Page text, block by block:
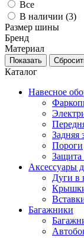
Все
В наличии (3)
Размер шины
Бренд
Материал
Каталог
Навесное
Задняя
Пороги
Защита
Дуги в
Багажники